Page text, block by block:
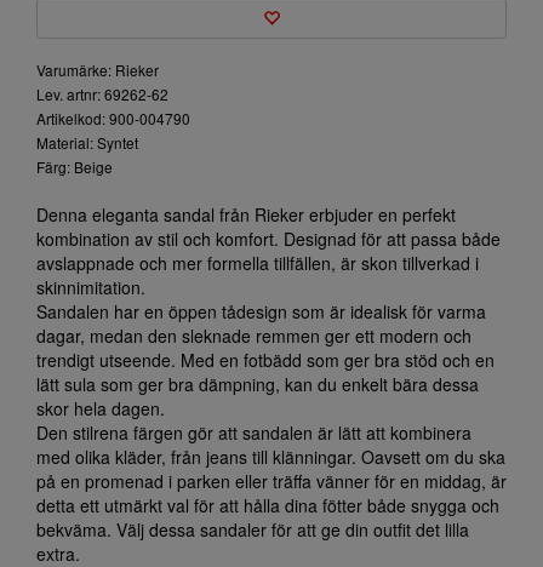
Varumärke: Rieker
Lev. artnr: 69262-62
Artikelkod: 900-004790
Material: Syntet
Färg: Beige
Denna eleganta sandal från Rieker erbjuder en perfekt
kombination av stil och komfort. Designad för att passa både
avslappnade och mer formella tillfällen, är skon tillverkad i
skinnimitation.
Sandalen har en öppen tådesign som är idealisk för varma
dagar, medan den sleknade remmen ger ett modern och
trendigt utseende. Med en fotbädd som ger bra stöd och en
lätt sula som ger bra dämpning, kan du enkelt bära dessa
skor hela dagen.
Den stilrena färgen gör att sandalen är lätt att kombinera
med olika kläder, från jeans till klänningar. Oavsett om du ska
på en promenad i parken eller träffa vänner för en middag, är
detta ett utmärkt val för att hålla dina fötter både snygga och
bekväma. Välj dessa sandaler för att ge din outfit det lilla
extra.